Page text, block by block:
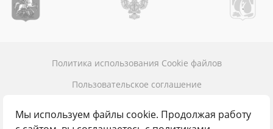
Пользовательское соглашение
Политика использования Cookie файлов
Мы используем файлы cookie. Продолжая работу